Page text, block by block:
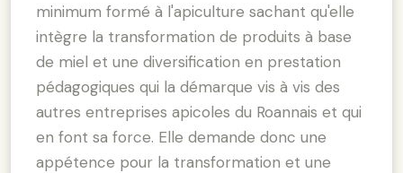
minimum formé à l'apiculture sachant qu'elle
intègre la transformation de produits à base
de miel et une diversification en prestation
pédagogiques qui la démarque vis à vis des
autres entreprises apicoles du Roannais et qui
en font sa force. Elle demande donc une
appétence pour la transformation et une